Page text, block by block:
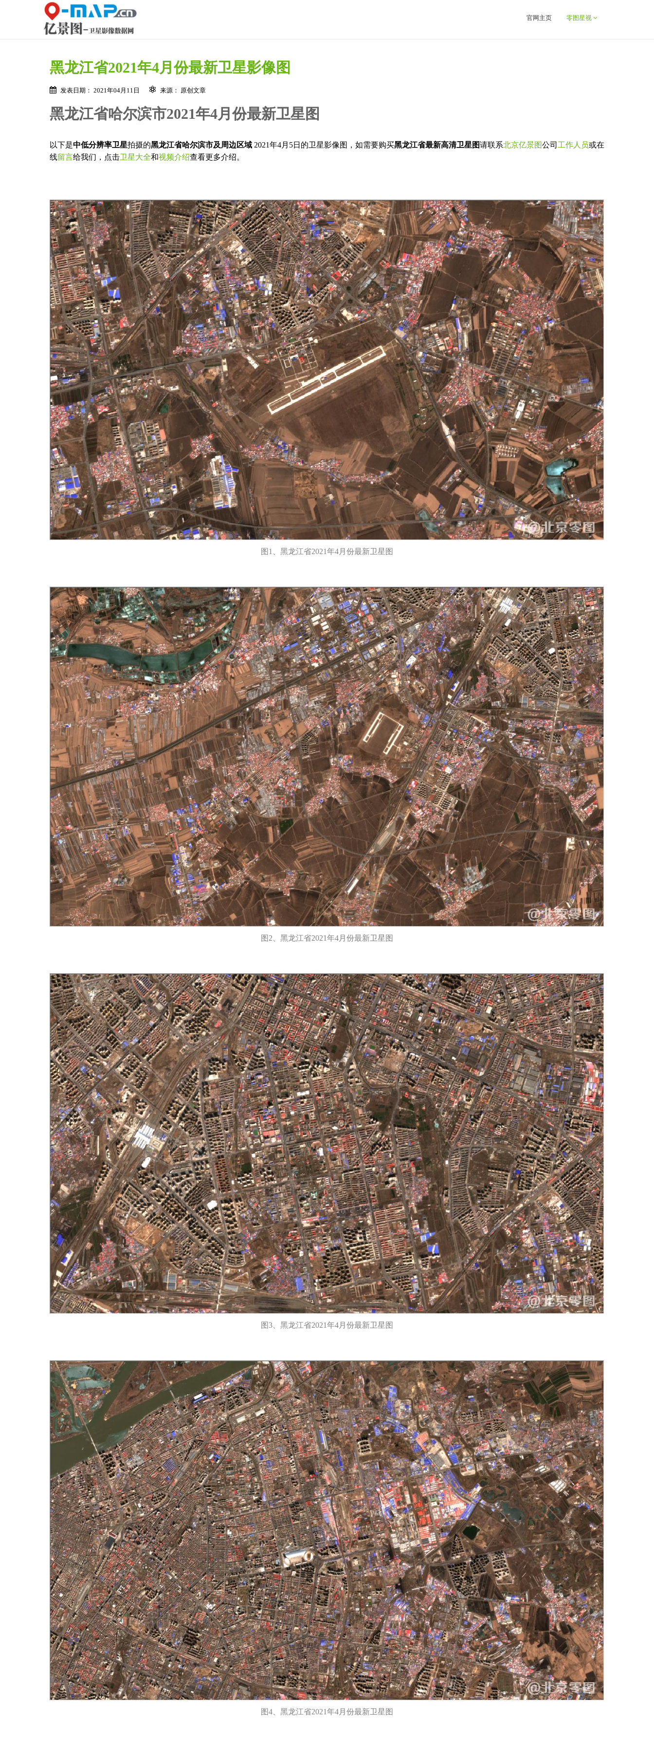
官网主页 零图星视
黑龙江省2021年4月份最新卫星影像图
发表日期： 2021年04月11日 来源： 原创文章
黑龙江省哈尔滨市2021年4月份最新卫星图
以下是中低分辨率卫星拍摄的黑龙江省哈尔滨市及周边区域 2021年4月5日的卫星影像图，如需要购买黑龙江省最新高清卫星图请联系北京亿景图公司 工作人员或在
线留言给我们，点击卫星大全和视频介绍查看更多介绍。
图1、黑龙江省2021年4月份最新卫星图
图2、黑龙江省2021年4月份最新卫星图
图3、黑龙江省2021年4月份最新卫星图
图4、黑龙江省2021年4月份最新卫星图